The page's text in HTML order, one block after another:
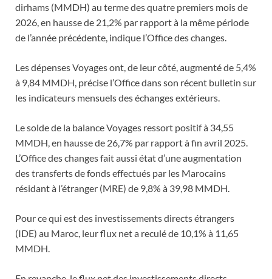
dirhams (MMDH) au terme des quatre premiers mois de
2026, en hausse de 21,2% par rapport à la même période
de l’année précédente, indique l’Office des changes.
Les dépenses Voyages ont, de leur côté, augmenté de 5,4%
à 9,84 MMDH, précise l’Office dans son récent bulletin sur
les indicateurs mensuels des échanges extérieurs.
Le solde de la balance Voyages ressort positif à 34,55
MMDH, en hausse de 26,7% par rapport à fin avril 2025.
L’Office des changes fait aussi état d’une augmentation
des transferts de fonds effectués par les Marocains
résidant à l’étranger (MRE) de 9,8% à 39,98 MMDH.
Pour ce qui est des investissements directs étrangers
(IDE) au Maroc, leur flux net a reculé de 10,1% à 11,65
MMDH.